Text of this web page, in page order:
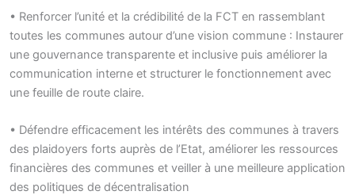
• Renforcer l’unité et la crédibilité de la FCT en rassemblant
toutes les communes autour d’une vision commune : Instaurer
une gouvernance transparente et inclusive puis améliorer la
communication interne et structurer le fonctionnement avec
une feuille de route claire.
• Défendre efficacement les intérêts des communes à travers
des plaidoyers forts auprès de l’Etat, améliorer les ressources
financières des communes et veiller à une meilleure application
des politiques de décentralisation